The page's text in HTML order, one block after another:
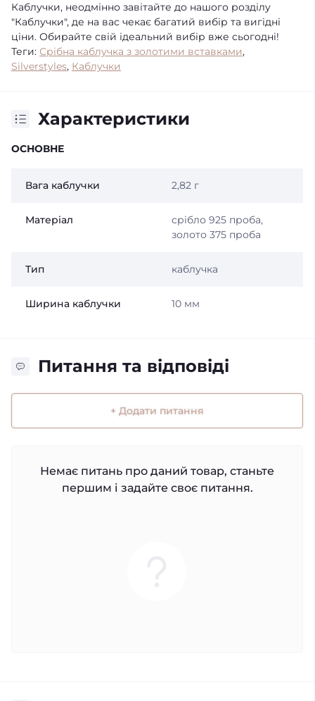
Каблучки, неодмінно завітайте до нашого розділу
"Каблучки", де на вас чекає багатий вибір та вигідні
ціни. Обирайте свій ідеальний вибір вже сьогодні!
Теги: Срібна каблучка з золотими вставками,
Silverstyles, Каблучки
Характеристики
ОСНОВНЕ
Вага каблучки 2,82 г
Матеріал
срібло 925 проба,
золото 375 проба
Тип каблучка
Ширина каблучки 10 мм
Питання та відповіді
+ Додати питання
Немає питань про даний товар, станьте
першим і задайте своє питання.